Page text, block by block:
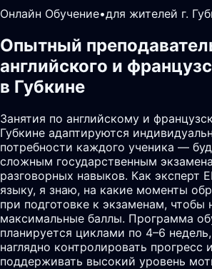
Онлайн Обучение•для жителей г.
Опытный
английского и
в Губкине
Занятия по английскому и
Губкине адаптируются
потребности каждого ученика —
сложным государственным
разговорных навыков. Как эксперт
языку, я знаю, на какие моменты
при подготовке к экзаменам, чтобы
максимальные баллы. Программа
планируется циклами по 4–6
наглядно контролировать прогресс
поддерживать высокий уровень